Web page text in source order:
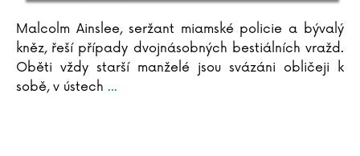
Gilles Delphine Cotteová
Matteo Crivellini
Iza Czajková
Karel Čapek
Malcolm Ainslee, seržant miamské policie a bývalý
kněz, řeší případy dvojnásobných bestiálních vražd.
Oběti vždy starší manželé jsou svázáni obličeji k
sobě, v ústech ...